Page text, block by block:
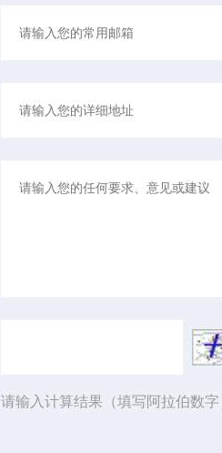
请输入计算结果（填写阿拉伯数